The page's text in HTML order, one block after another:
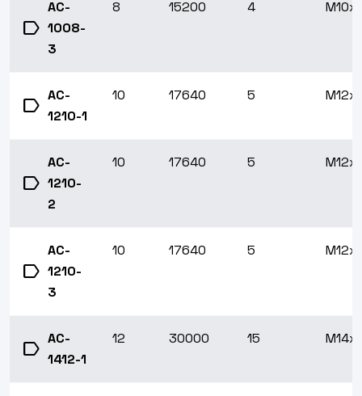
label
AC-
1008-
3
8 15200 4 M10x1
label AC-
1210-1
10 17640 5 M12x1
label
AC-
1210-
2
10 17640 5 M12x1
label
AC-
1210-
3
10 17640 5 M12x1
label AC-
1412-1
12 30000 15